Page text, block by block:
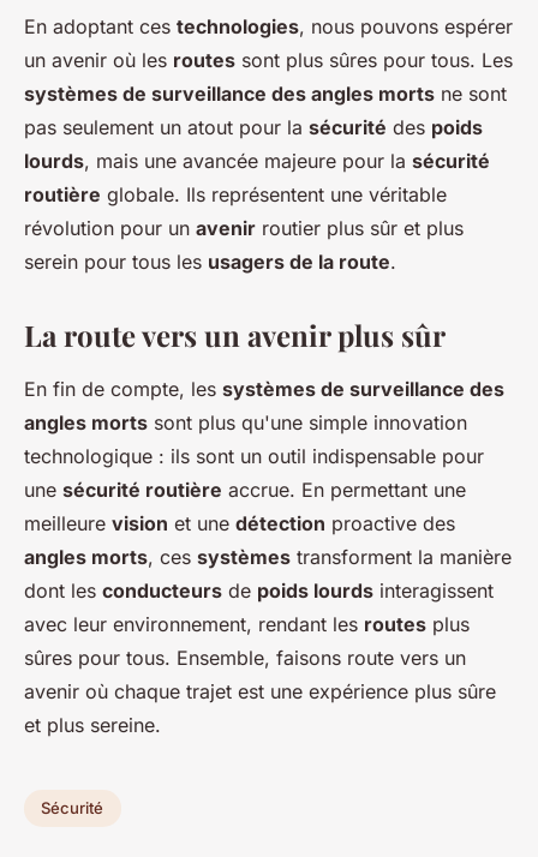
En adoptant ces technologies, nous pouvons espérer
un avenir où les routes sont plus sûres pour tous. Les
systèmes de surveillance des angles morts ne sont
pas seulement un atout pour la sécurité des poids
lourds, mais une avancée majeure pour la sécurité
routière globale. Ils représentent une véritable
révolution pour un avenir routier plus sûr et plus
serein pour tous les usagers de la route.
La route vers un avenir plus sûr
En fin de compte, les systèmes de surveillance des
angles morts sont plus qu'une simple innovation
technologique : ils sont un outil indispensable pour
une sécurité routière accrue. En permettant une
meilleure vision et une détection proactive des
angles morts, ces systèmes transforment la manière
dont les conducteurs de poids lourds interagissent
avec leur environnement, rendant les routes plus
sûres pour tous. Ensemble, faisons route vers un
avenir où chaque trajet est une expérience plus sûre
et plus sereine.
Sécurité